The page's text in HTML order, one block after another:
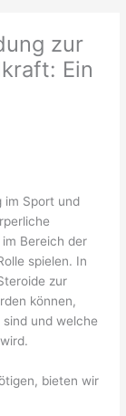
zur
Ein
im Sport und
Bereich der
spielen. In
zur
können,
und welche
bieten wir